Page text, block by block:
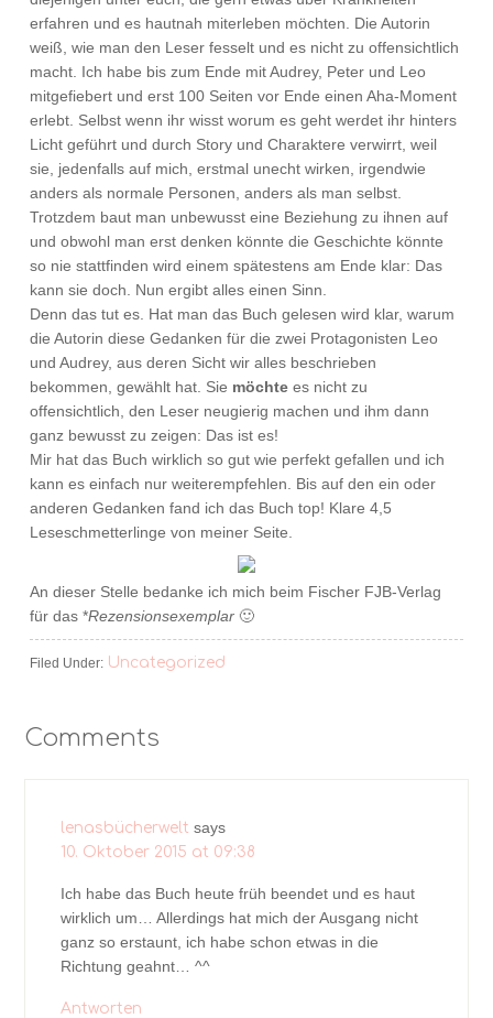
erfahren und es hautnah miterleben möchten. Die Autorin
weiß, wie man den Leser fesselt und es nicht zu offensichtlich
macht. Ich habe bis zum Ende mit Audrey, Peter und Leo
mitgefiebert und erst 100 Seiten vor Ende einen Aha-Moment
erlebt. Selbst wenn ihr wisst worum es geht werdet ihr hinters
Licht geführt und durch Story und Charaktere verwirrt, weil
sie, jedenfalls auf mich, erstmal unecht wirken, irgendwie
anders als normale Personen, anders als man selbst.
Trotzdem baut man unbewusst eine Beziehung zu ihnen auf
und obwohl man erst denken könnte die Geschichte könnte
so nie stattfinden wird einem spätestens am Ende klar: Das
kann sie doch. Nun ergibt alles einen Sinn.
Denn das tut es. Hat man das Buch gelesen wird klar, warum
die Autorin diese Gedanken für die zwei Protagonisten Leo
und Audrey, aus deren Sicht wir alles beschrieben
bekommen, gewählt hat. Sie möchtees nicht zu
offensichtlich, den Leser neugierig machen und ihm dann
ganz bewusst zu zeigen: Das ist es!
Mir hat das Buch wirklich so gut wie perfekt gefallen und ich
kann es einfach nur weiterempfehlen. Bis auf den ein oder
anderen Gedanken fand ich das Buch top! Klare 4,5
Leseschmetterlinge von meiner Seite.
An dieser Stelle bedanke ich mich beim Fischer FJB-Verlag
für das *Rezensionsexemplar 🙂
Filed Under: Uncategorized
Comments
lenasbücherwelt says
10. Oktober 2015 at 09:38
Ich habe das Buch heute früh beendet und es haut
wirklich um… Allerdings hat mich der Ausgang nicht
ganz so erstaunt, ich habe schon etwas in die
Richtung geahnt… ^^
Antworten